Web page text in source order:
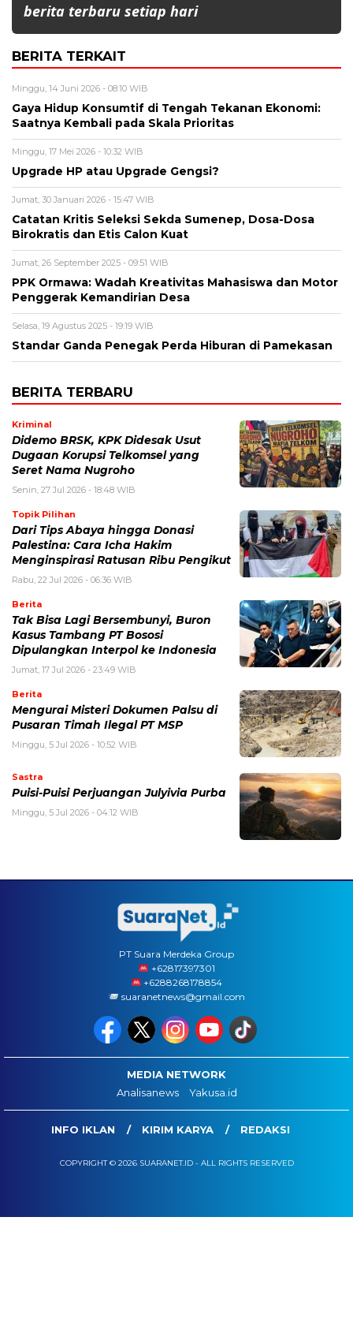
berita terbaru setiap hari
BERITA TERKAIT
Minggu, 14 Juni 2026 - 08:10 WIB
Gaya Hidup Konsumtif di Tengah Tekanan Ekonomi:
Saatnya Kembali pada Skala Prioritas
Minggu, 17 Mei 2026 - 10:32 WIB
Upgrade HP atau Upgrade Gengsi?
Jumat, 30 Januari 2026 - 15:47 WIB
Catatan Kritis Seleksi Sekda Sumenep, Dosa-Dosa
Birokratis dan Etis Calon Kuat
Jumat, 26 September 2025 - 09:51 WIB
PPK Ormawa: Wadah Kreativitas Mahasiswa dan Motor
Penggerak Kemandirian Desa
Selasa, 19 Agustus 2025 - 19:19 WIB
Standar Ganda Penegak Perda Hiburan di Pamekasan
BERITA TERBARU
Kriminal
Didemo BRSK, KPK Didesak Usut
Dugaan Korupsi Telkomsel yang
Seret Nama Nugroho
Senin, 27 Jul 2026 - 18:48 WIB
Topik Pilihan
Dari Tips Abaya hingga Donasi
Palestina: Cara Icha Hakim
Menginspirasi Ratusan Ribu Pengikut
Rabu, 22 Jul 2026 - 06:36 WIB
Berita
Tak Bisa Lagi Bersembunyi, Buron
Kasus Tambang PT Bososi
Dipulangkan Interpol ke Indonesia
Jumat, 17 Jul 2026 - 23:49 WIB
Berita
Mengurai Misteri Dokumen Palsu di
Pusaran Timah Ilegal PT MSP
Minggu, 5 Jul 2026 - 10:52 WIB
Sastra
Puisi-Puisi Perjuangan Julyivia Purba
Minggu, 5 Jul 2026 - 04:12 WIB
PT Suara Merdeka Group
‪+62817397301
+6288268178854
suaranetnews@gmail.com
MEDIA NETWORK
Analisanews
Yakusa.id
INFO IKLAN KIRIM KARYA REDAKSI
COPYRIGHT © 2026 SUARANET.ID - ALL RIGHTS RESERVED